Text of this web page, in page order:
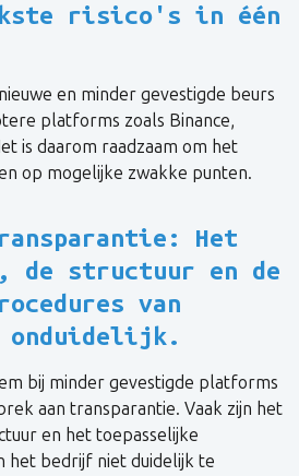
risico's in één
en minder gevestigde beurs
platforms zoals Binance,
is daarom raadzaam om het
op mogelijke zwakke punten.
Het
de structuur en de
van
bij minder gevestigde platforms
aan transparantie. Vaak zijn het
en het toepasselijke
het bedrijf niet duidelijk te